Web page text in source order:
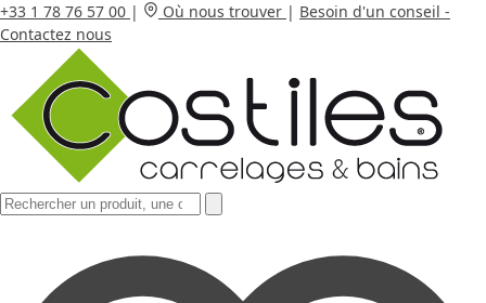
+33 1 78 76 57 00 | Où nous trouver | Besoin d'un conseil -
Contactez nous